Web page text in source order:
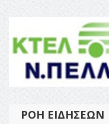
ΡΟΉ ΕΙΔΉΣΕΩΝ